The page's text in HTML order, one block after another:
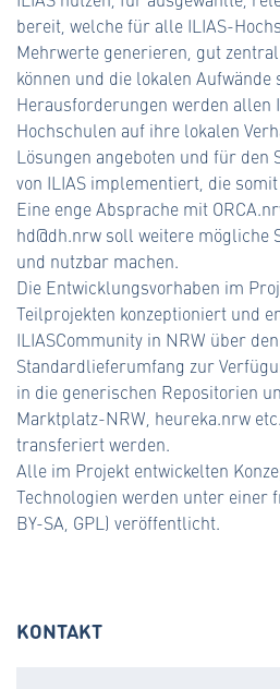
bereit, welche für alle ILIAS-
Mehrwerte generieren, gut
können und die lokalen Aufwände
Herausforderungen werden allen
Hochschulen auf ihre lokalen
Lösungen angeboten und für den
von ILIAS implementiert, die
Eine enge Absprache mit
hd@dh.nrw soll weitere mögliche
und nutzbar machen.
Die Entwicklungsvorhaben im
Teilprojekten konzeptioniert und
ILIASCommunity in NRW über
Standardlieferumfang zur
in die generischen Repositorien
Marktplatz-NRW, heureka.nrw
transferiert werden.
Alle im Projekt entwickelten
Technologien werden unter einer
BY-SA, GPL) veröffentlicht.
KONTAKT